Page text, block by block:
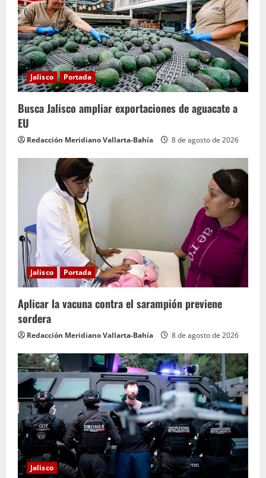
Jalisco Portada
Busca Jalisco ampliar exportaciones de aguacate a
EU
Redacción Meridiano Vallarta-Bahía 8 de agosto de 2026
Jalisco Portada
Aplicar la vacuna contra el sarampión previene
sordera
Redacción Meridiano Vallarta-Bahía 8 de agosto de 2026
Jalisco